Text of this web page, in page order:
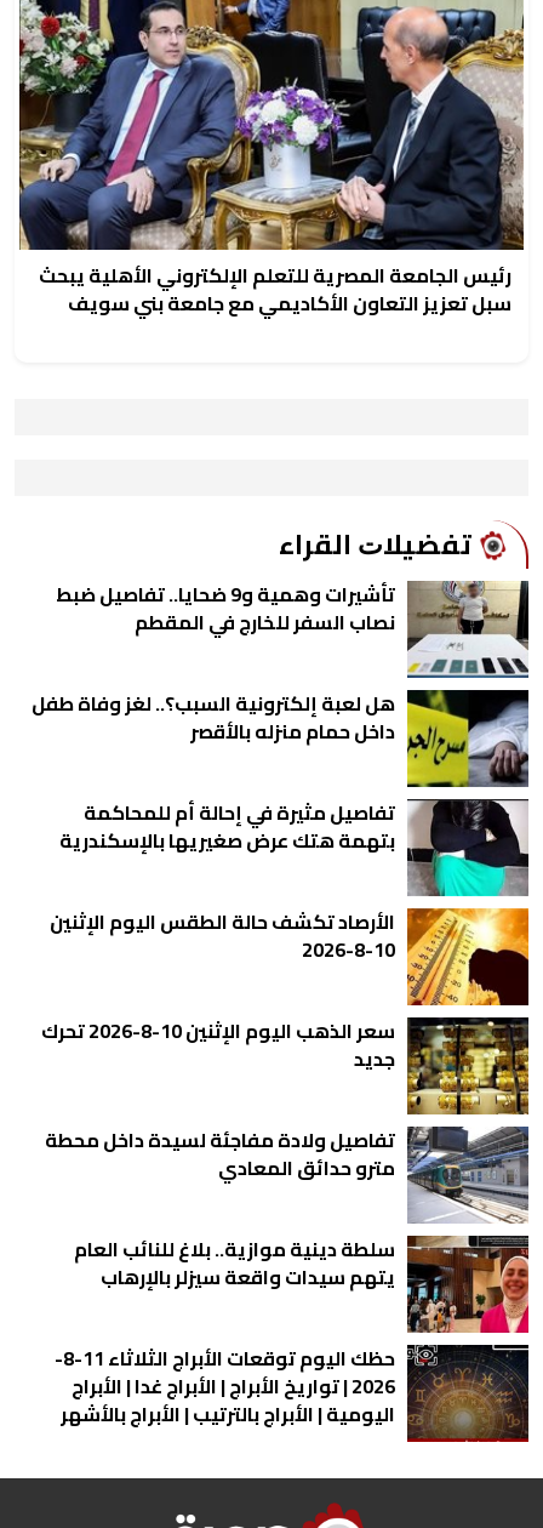
رئيس الجامعة المصرية للتعلم الإلكتروني الأهلية يبحث
سبل تعزيز التعاون الأكاديمي مع جامعة بني سويف
ﺗﻔﻀﻴﻼﺕ اﻟﻘﺮاء
تأشيرات وهمية و9 ضحايا.. تفاصيل ضبط
نصاب السفر للخارج في المقطم
هل لعبة إلكترونية السبب؟.. لغز وفاة طفل
داخل حمام منزله بالأقصر
تفاصيل مثيرة في إحالة أم للمحاكمة
بتهمة هتك عرض صغيريها بالإسكندرية
الأرصاد تكشف حالة الطقس اليوم الإثنين
10-8-2026
سعر الذهب اليوم الإثنين 10-8-2026 تحرك
جديد
تفاصيل ولادة مفاجئة لسيدة داخل محطة
مترو حدائق المعادي
سلطة دينية موازية.. بلاغ للنائب العام
يتهم سيدات واقعة سيزلر بالإرهاب
حظك اليوم توقعات الأبراج الثلاثاء 11-8-
2026 | تواريخ الأبراج | الأبراج غدا | الأبراج
اليومية | الأبراج بالترتيب | الأبراج بالأشهر